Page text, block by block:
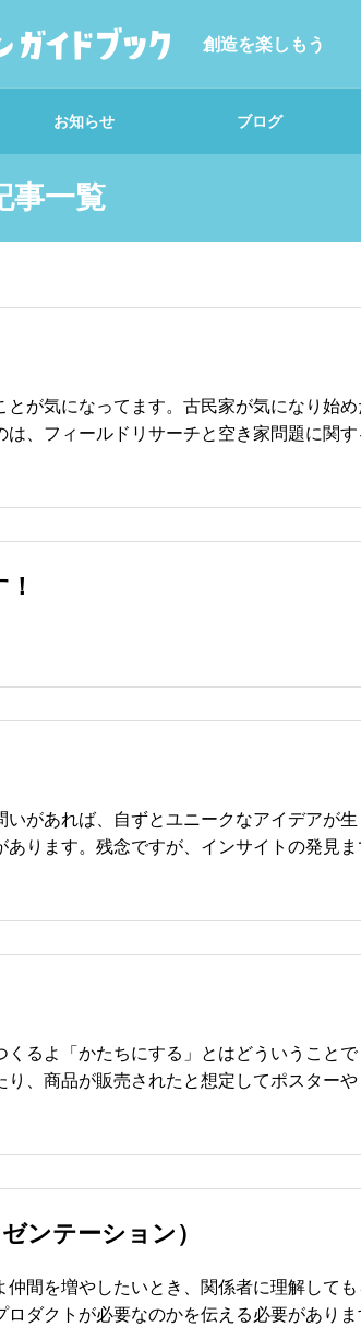
創造を楽しもう
お知らせ ブログ
解説｜問いづくり
事一覧
が気になってます。古民家が気になり始
、フィールドリサーチと空き家問題に関
があれば、自ずとユニークなアイデアが
ります。残念ですが、インサイトの発見
るよ「かたちにする」とはどういうこと
、商品が販売されたと想定してポスター
ンテーション）
間を増やしたいとき、関係者に理解して
ダクトが必要なのかを伝える必要があり